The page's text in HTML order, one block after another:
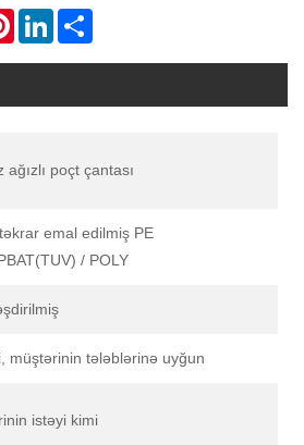
PinterestLinkedIn
ağızlı poçt çantası
emal edilmiş PE
/ POLY
müştərinin tələblərinə uyğun
istəyi kimi